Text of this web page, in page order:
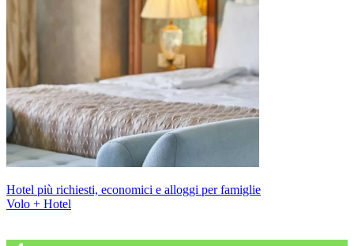
Hotel più richiesti, economici e alloggi per famiglie
Volo + Hotel